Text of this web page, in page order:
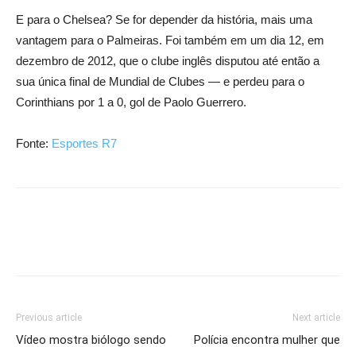
E para o Chelsea? Se for depender da história, mais uma
vantagem para o Palmeiras. Foi também em um dia 12, em
dezembro de 2012, que o clube inglês disputou até então a
sua única final de Mundial de Clubes — e perdeu para o
Corinthians por 1 a 0, gol de Paolo Guerrero.
Fonte: Esportes R7
Previous article
Vídeo mostra biólogo sendo
Next article
Polícia encontra mulher que